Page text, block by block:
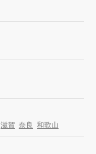
滋賀 奈良 和歌山